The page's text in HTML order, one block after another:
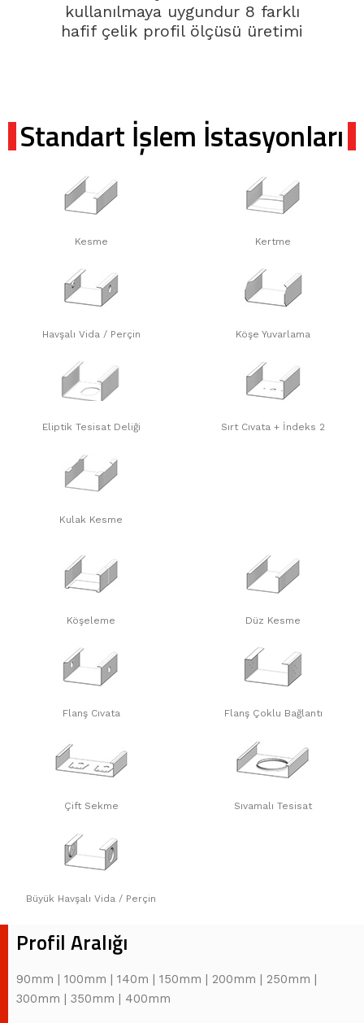
kullanılmaya uygundur 8 farklı
hafif çelik profil ölçüsü üretimi
Standart İşlem İstasyonları
Kesme Kertme
Havşalı Vida / Perçin Köşe Yuvarlama
Eliptik Tesisat Deliği Sırt Cıvata + İndeks 2
Kulak Kesme
Köşeleme Düz Kesme
Flanş Cıvata Flanş Çoklu Bağlantı
Çift Sekme Sıvamalı Tesisat
Büyük Havşalı Vida / Perçin
Profil Aralığı
90mm | 100mm | 140m | 150mm | 200mm | 250mm |
300mm | 350mm | 400mm